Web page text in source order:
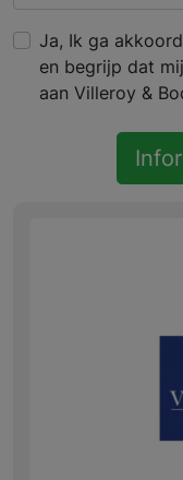
Ja, Ik ga
en begrijp dat
aan Villeroy &